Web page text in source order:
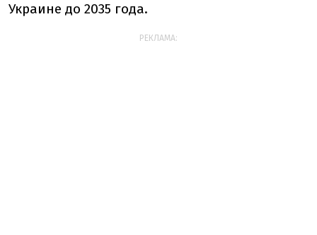
Украине до 2035 года.
РЕКЛАМА: